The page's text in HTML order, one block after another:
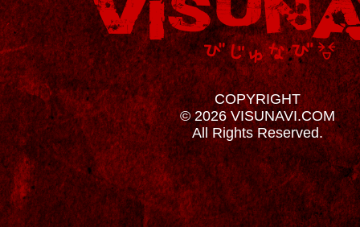
COPYRIGHT
© 2026 VISUNAVI.COM
All Rights Reserved.